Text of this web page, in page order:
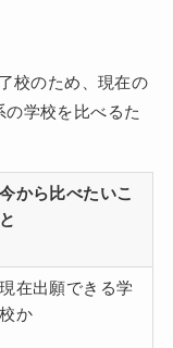
校のため、現在の
の学校を比べるた
今から比べたいこ
と
現在出願できる学
校か